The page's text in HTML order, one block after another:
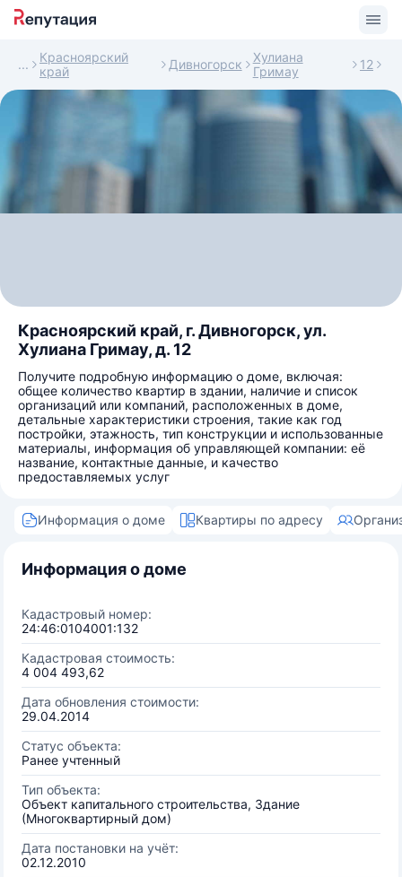
Красноярский
край
Дивногорск
Хулиана
Гримау
12
Красноярский край, г. Дивногорск, ул.
Хулиана Гримау, д. 12
Получите подробную информацию о доме, включая:
общее количество квартир в здании, наличие и список
организаций или компаний, расположенных в доме,
детальные характеристики строения, такие как год
постройки, этажность, тип конструкции и использованные
материалы, информация об управляющей компании: её
название, контактные данные, и качество
предоставляемых услуг
Информация о доме Квартиры по адресу
Информация о доме
Кадастровый номер:
24:46:0104001:132
Кадастровая стоимость:
4 004 493,62
Дата обновления стоимости:
29.04.2014
Статус объекта:
Ранее учтенный
Тип объекта:
Объект капитального строительства, Здание
(Многоквартирный дом)
Дата постановки на учёт:
02.12.2010